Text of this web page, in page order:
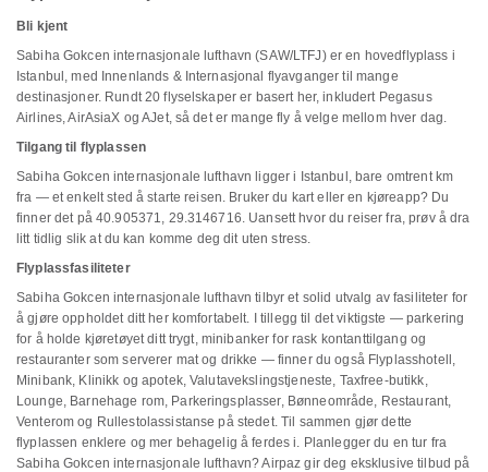
Bli kjent
Sabiha Gokcen internasjonale lufthavn (SAW/LTFJ) er en hovedflyplass i
Istanbul, med Innenlands & Internasjonal flyavganger til mange
destinasjoner. Rundt 20 flyselskaper er basert her, inkludert Pegasus
Airlines, AirAsiaX og AJet, så det er mange fly å velge mellom hver dag.
Tilgang til flyplassen
Sabiha Gokcen internasjonale lufthavn ligger i Istanbul, bare omtrent km
fra — et enkelt sted å starte reisen. Bruker du kart eller en kjøreapp? Du
finner det på 40.905371, 29.3146716. Uansett hvor du reiser fra, prøv å dra
litt tidlig slik at du kan komme deg dit uten stress.
Flyplassfasiliteter
Sabiha Gokcen internasjonale lufthavn tilbyr et solid utvalg av fasiliteter for
å gjøre oppholdet ditt her komfortabelt. I tillegg til det viktigste — parkering
for å holde kjøretøyet ditt trygt, minibanker for rask kontanttilgang og
restauranter som serverer mat og drikke — finner du også Flyplasshotell,
Minibank, Klinikk og apotek, Valutavekslingstjeneste, Taxfree-butikk,
Lounge, Barnehage rom, Parkeringsplasser, Bønneområde, Restaurant,
Venterom og Rullestolassistanse på stedet. Til sammen gjør dette
flyplassen enklere og mer behagelig å ferdes i. Planlegger du en tur fra
Sabiha Gokcen internasjonale lufthavn? Airpaz gir deg eksklusive tilbud på